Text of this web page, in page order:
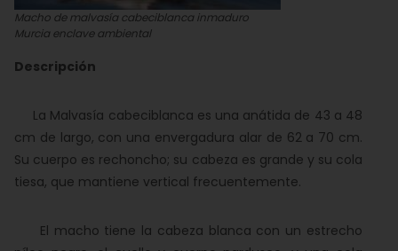
Macho de malvasía cabeciblanca inmaduro
Murcia enclave ambiental
Descripción
La Malvasía cabeciblanca es una anátida de 43 a 48
cm de largo, con una envergadura alar de 62 a 70 cm.
Su cuerpo es rechoncho; su cabeza es grande y su cola
tiesa, que mantiene vertical frecuentemente.
El macho tiene la cabeza blanca con un estrecho